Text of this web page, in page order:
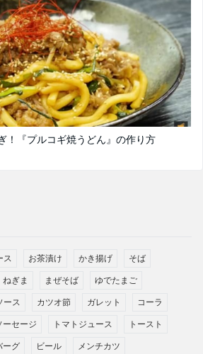
！『プルコギ焼うどん』の作り方
ス お茶漬け かき揚げ そば
ねぎま まぜそば ゆでたまご
ース カツオ節 ガレット コーラ
ーセージ トマトジュース トースト
ーグ ビール メンチカツ